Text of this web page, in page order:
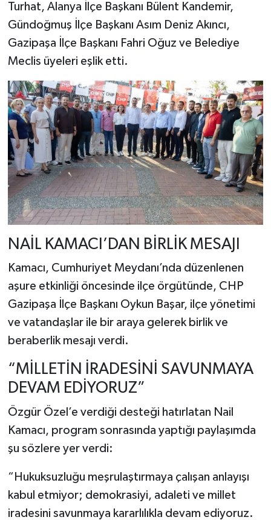
Turhat, Alanya İlçe Başkanı Bülent Kandemir,
Gündoğmuş İlçe Başkanı Asım Deniz Akıncı,
Gazipaşa İlçe Başkanı Fahri Oğuz ve Belediye
Meclis üyeleri eşlik etti.
NAİL KAMACI’DAN BİRLİK MESAJI
Kamacı, Cumhuriyet Meydanı’nda düzenlenen
aşure etkinliği öncesinde ilçe örgütünde, CHP
Gazipaşa İlçe Başkanı Oykun Başar, ilçe yönetimi
ve vatandaşlar ile bir araya gelerek birlik ve
beraberlik mesajı verdi.
“MİLLETİN İRADESİNİ SAVUNMAYA
DEVAM EDİYORUZ”
Özgür Özel’e verdiği desteği hatırlatan Nail
Kamacı, program sonrasında yaptığı paylaşımda
şu sözlere yer verdi:
“Hukuksuzluğu meşrulaştırmaya çalışan anlayışı
kabul etmiyor; demokrasiyi, adaleti ve millet
iradesini savunmaya kararlılıkla devam ediyoruz.